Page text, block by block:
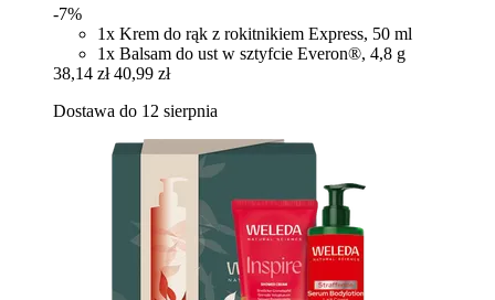
-7%
1x Krem do rąk z rokitnikiem Express, 50 ml
1x Balsam do ust w sztyfcie Everon®, 4,8 g
38,14 zł 40,99 zł
Dostawa do 12 sierpnia